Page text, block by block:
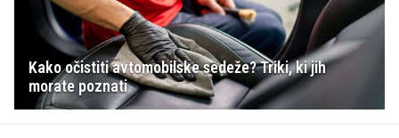
Kako očistiti avtomobilske sedeže? Triki, ki jih
morate poznati